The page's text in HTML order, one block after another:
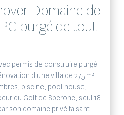
Domaine de
purgé de tout
permis de construire purgé
d'une villa de 275 m²
piscine, pool house,
du Golf de Sperone, seul 18
son domaine privé faisant